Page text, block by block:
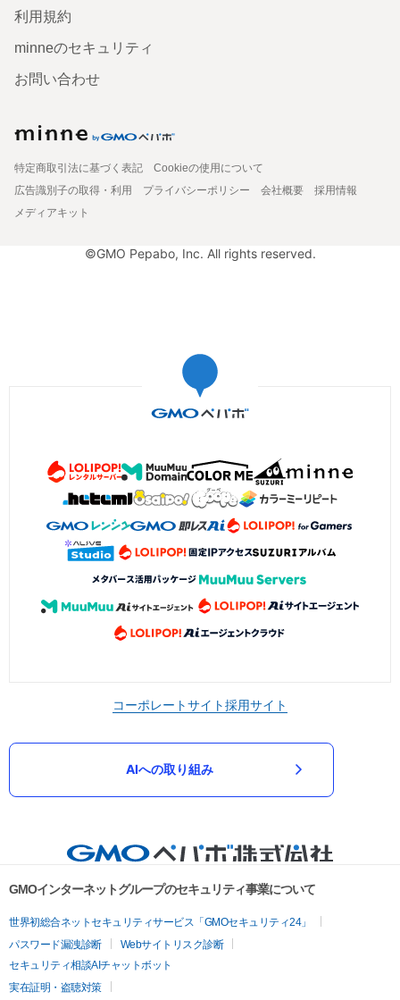
利用規約
minneのセキュリティ
お問い合わせ
特定商取引法に基づく表記
Cookieの使用について
広告識別子の取得・利用
プライバシーポリシー 会社概要
採用情報
メディアキット
©GMO Pepabo, Inc. All rights reserved.
コーポレートサイト採用サイト
AIへの取り組み
GMOインターネットグループのセキュリティ事業について
世界初総合ネットセキュリティサービス「GMOセキュリティ24」
パスワード漏洩診断
Webサイトリスク診断
セキュリティ相談AIチャットボット
実在証明・盗聴対策